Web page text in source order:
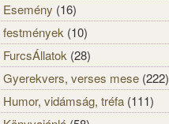
Esemény (16)
festmények (10)
FurcsÁllatok (28)
Gyerekvers, verses mese (222)
Humor, vidámság, tréfa (111)